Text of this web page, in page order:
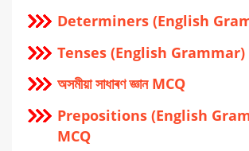
Determiners (English
Tenses (English Grammar)
অসমীয়া সাধাৰণ জ্ঞান MCQ
Prepositions (English
MCQ